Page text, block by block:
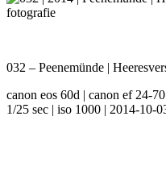
032 – Peenemünde |
canon eos 60d | canon ef 24-
1/25 sec | iso 1000 | 2014-10-